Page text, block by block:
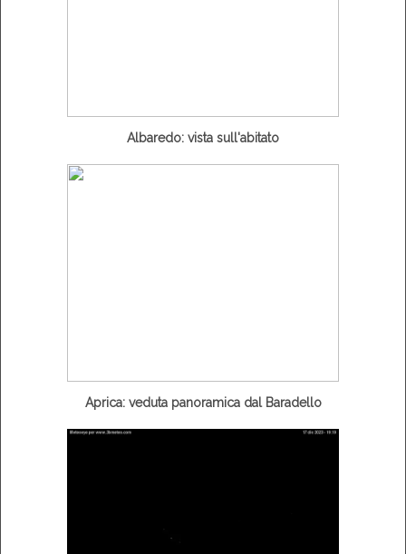
Albaredo: vista sull'abitato
Aprica: veduta panoramica dal Baradello